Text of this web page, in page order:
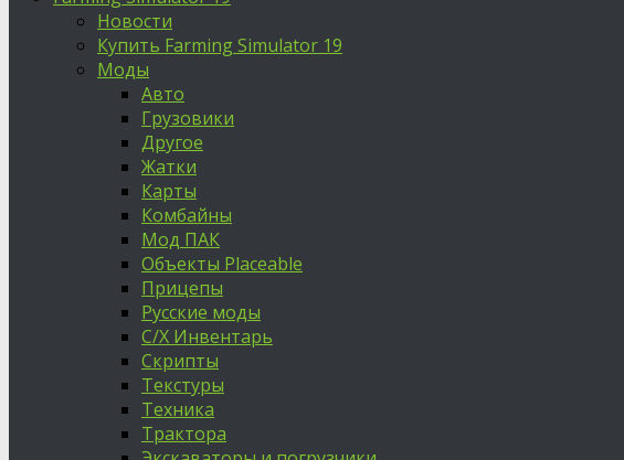
Новости
Купить Farming Simulator 19
Моды
Авто
Грузовики
Другое
Жатки
Карты
Комбайны
Мод ПАК
Объекты Placeable
Прицепы
Русские моды
С/Х Инвентарь
Скрипты
Текстуры
Техника
Трактора